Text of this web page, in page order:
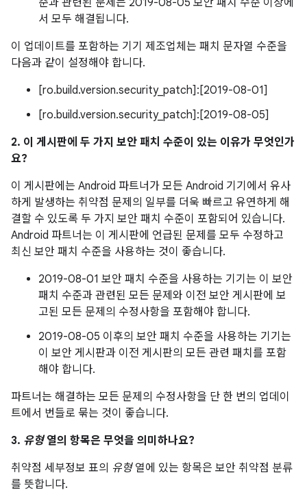
준과 관련된 문제는 2019-08-05 보안 패치 수준 이상에
서 모두 해결됩니다.
이 업데이트를 포함하는 기기 제조업체는 패치 문자열 수준을
다음과 같이 설정해야 합니다.
[ro.build.version.security_patch]:[2019-08-01]
[ro.build.version.security_patch]:[2019-08-05]
2. 이 게시판에 두 가지 보안 패치 수준이 있는 이유가 무엇인가
요?
이 게시판에는 Android 파트너가 모든 Android 기기에서 유사
하게 발생하는 취약점 문제의 일부를 더욱 빠르고 유연하게 해
결할 수 있도록 두 가지 보안 패치 수준이 포함되어 있습니다.
Android 파트너는 이 게시판에 언급된 문제를 모두 수정하고
최신 보안 패치 수준을 사용하는 것이 좋습니다.
2019-08-01 보안 패치 수준을 사용하는 기기는 이 보안
패치 수준과 관련된 모든 문제와 이전 보안 게시판에 보
고된 모든 문제의 수정사항을 포함해야 합니다.
2019-08-05 이후의 보안 패치 수준을 사용하는 기기는
이 보안 게시판과 이전 게시판의 모든 관련 패치를 포함
해야 합니다.
파트너는 해결하는 모든 문제의 수정사항을 단 한 번의 업데이
트에서 번들로 묶는 것이 좋습니다.
3. 유형열의 항목은 무엇을 의미하나요?
취약점 세부정보 표의 유형열에 있는 항목은 보안 취약점 분류
를 뜻합니다.